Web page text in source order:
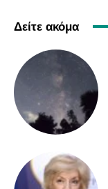
Δείτε ακόμα